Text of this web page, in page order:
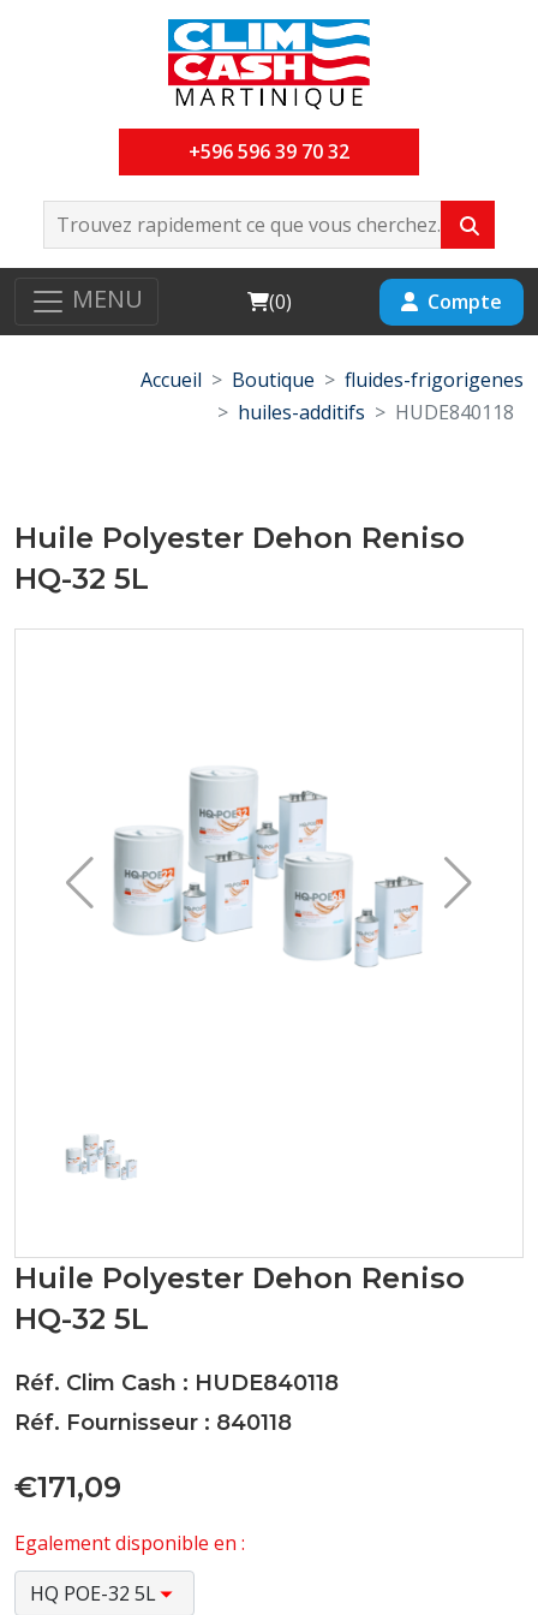
+596 596 39 70 32
MENU Cart
(0) Compte
Accueil Boutique
fluides-frigorigenes
huiles-additifs
HUDE840118
Huile Polyester Dehon Reniso
HQ-32 5L
Huile Polyester Dehon Reniso
HQ-32 5L
Réf. Clim Cash : HUDE840118
Réf. Fournisseur : 840118
€171,09
Egalement disponible en :